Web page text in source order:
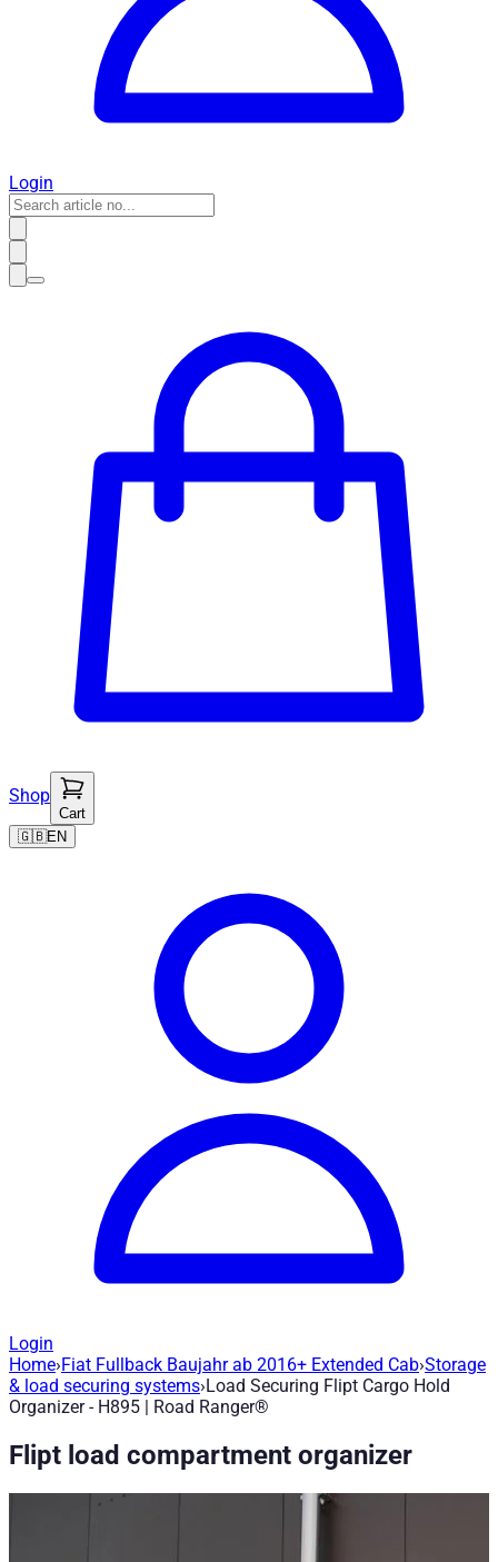
Login
Shop
Cart
🇬🇧EN
Login
Load Securing Flipt Cargo Hold
Article no. H895 Manufacturer
Technical Specifications
Home›Fiat Fullback Baujahr ab 2016+ Extended Cab›Storage
& load securing systems›Load Securing Flipt Cargo Hold
Organizer - H895 | Road Ranger®
Flipt load compartment organizer